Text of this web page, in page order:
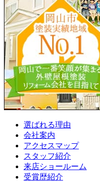
選ばれる理由
会社案内
アクセスマップ
スタッフ紹介
来店ショールーム
受賞歴紹介